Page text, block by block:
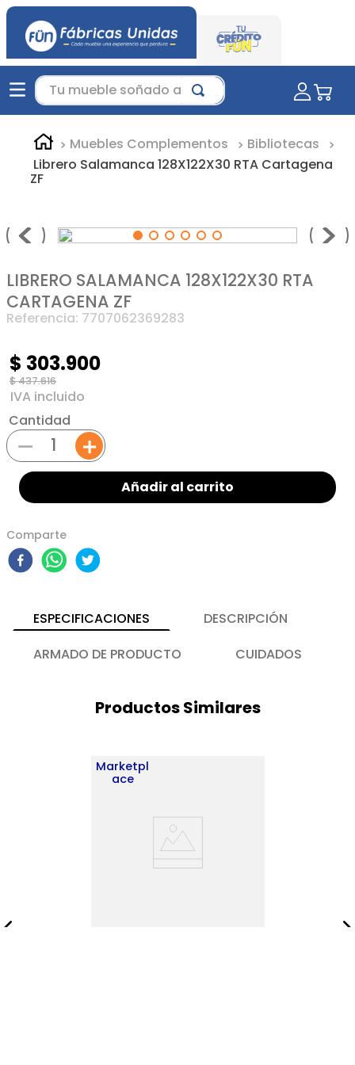
Tu mueble soñado aquí...
Muebles Complementos
Bibliotecas
Librero Salamanca 128X122X30 RTA Cartagena
ZF
LIBRERO SALAMANCA 128X122X30 RTA
CARTAGENA ZF
Referencia: 7707062369283
$437.616
$ 303.900
Cantidad
＋
－
Añadir al carrito
Comparte
ESPECIFICACIONES
DESCRIPCIÓN
ARMADO DE PRODUCTO
CUIDADOS
Productos Similares
Marketpl
ace